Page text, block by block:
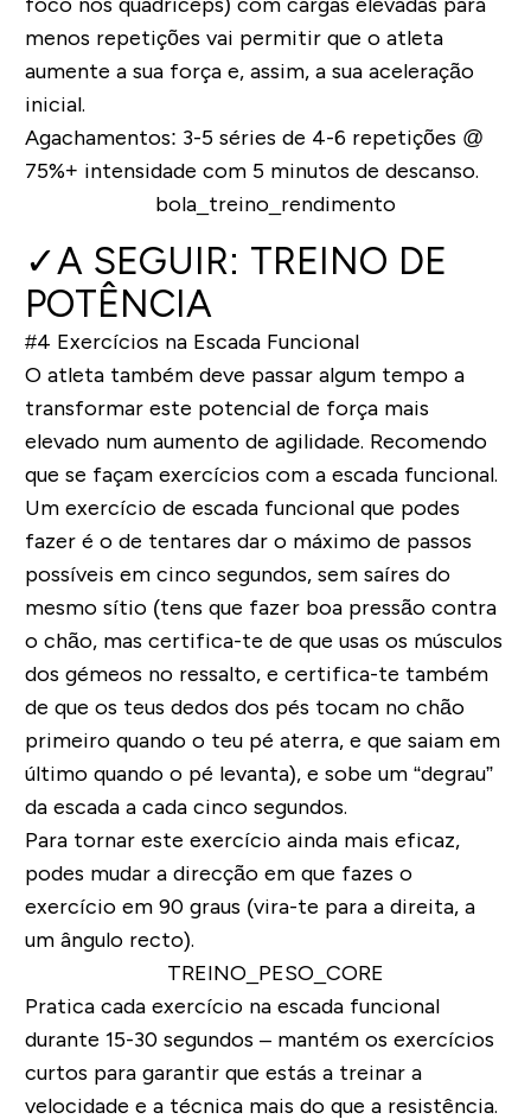
menos repetições vai permitir que o atleta
aumente a sua força e, assim, a sua aceleração
inicial.
Agachamentos: 3-5 séries de 4-6 repetições @
75%+ intensidade com 5 minutos de descanso.
✓A SEGUIR: TREINO DE
POTÊNCIA
#4 Exercícios na Escada Funcional
O atleta também deve passar algum tempo a
transformar este potencial de força mais
elevado num aumento de agilidade. Recomendo
que se façam exercícios com a escada funcional.
Um exercício de escada funcional que podes
fazer é o de tentares dar o máximo de passos
possíveis em cinco segundos, sem saíres do
mesmo sítio (tens que fazer boa pressão contra
o chão, mas certifica-te de que usas os músculos
dos gémeos no ressalto, e certifica-te também
de que os teus dedos dos pés tocam no chão
primeiro quando o teu pé aterra, e que saiam em
último quando o pé levanta), e sobe um “degrau”
da escada a cada cinco segundos.
Para tornar este exercício ainda mais eficaz,
podes mudar a direcção em que fazes o
exercício em 90 graus (vira-te para a direita, a
um ângulo recto).
Pratica cada exercício na escada funcional
durante 15-30 segundos – mantém os exercícios
curtos para garantir que estás a treinar a
velocidade e a técnica mais do que a resistência.